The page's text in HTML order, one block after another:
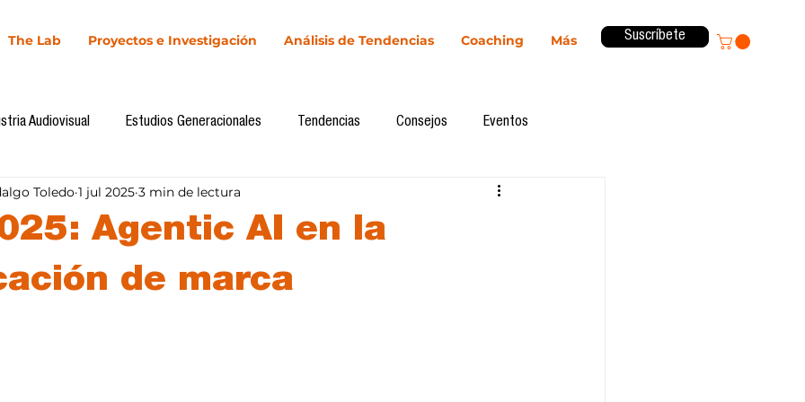
The Lab Proyectos e Investigación Análisis de Tendencias Coaching Más Suscríbete
Audiovisual Estudios Generacionales Tendencias Consejos Eventos
Cultura Digital Comunicación y Sociedad Innovación
Investigación
Agentic AI en la
de marca
Toledo 1 jul 2025 3 min de lectura